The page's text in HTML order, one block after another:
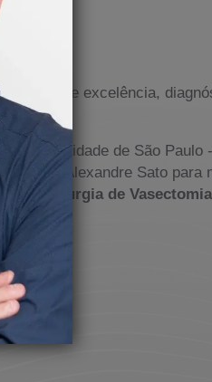
de excelência,
na cidade de São Paulo
o Dr. Alexandre Sato para
da
Cirurgia de Vasectomia